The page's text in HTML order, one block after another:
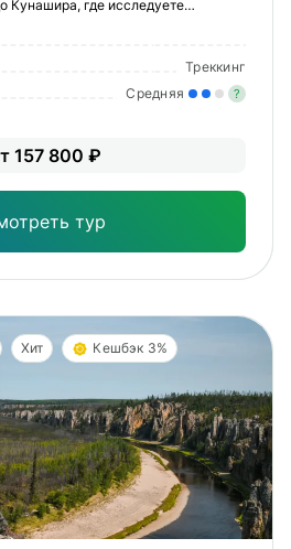
Кунашира, где исследуете
и мысам и дегустации
Путешествие пройдет с
Треккинг
Средняя ?
157 800 ₽
тур
Хит Кешбэк 3%